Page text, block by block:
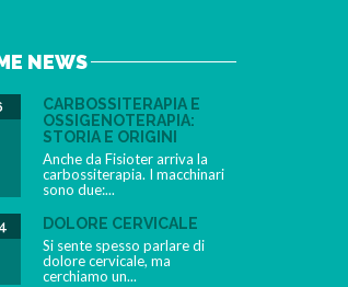
NEWS
CARBOSSITERAPIA E
OSSIGENOTERAPIA:
STORIA E ORIGINI
Anche da Fisioter arriva la
carbossiterapia. I macchinari
sono due:...
DOLORE CERVICALE
Si sente spesso parlare di
dolore cervicale, ma
cerchiamo un...